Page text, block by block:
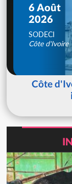
6 Août
2026
SODECI
Côte d'Ivoire
Côte